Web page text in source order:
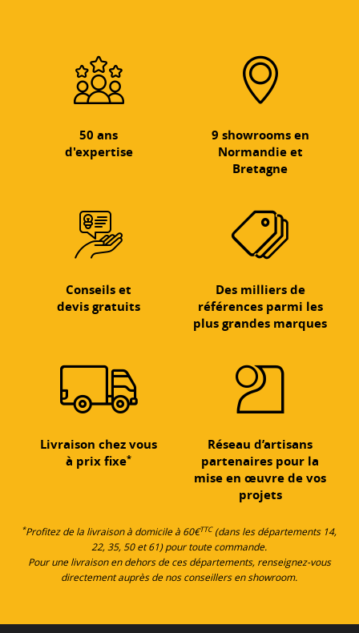
50 ans
d'expertise
9 showrooms en
Normandie et
Bretagne
Conseils et
devis gratuits
Des milliers de
références parmi les
plus grandes marques
Livraison chez vous
à prix fixe*
Réseau d’artisans
partenaires pour la
mise en œuvre de vos
projets
*Profitez de la livraison à domicile à 60€TTC(dans les départements 14,
22, 35, 50 et 61) pour toute commande.
Pour une livraison en dehors de ces départements, renseignez-vous
directement auprès de nos conseillers en showroom.